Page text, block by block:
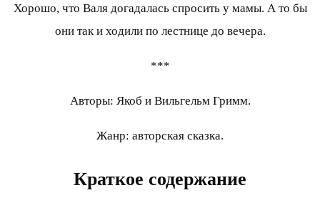
Хорошо, что Валя догадалась спросить у мамы. А то бы
они так и ходили по лестнице до вечера.
***
Авторы: Якоб и Вильгельм Гримм.
Жанр: авторская сказка.
Краткое содержание